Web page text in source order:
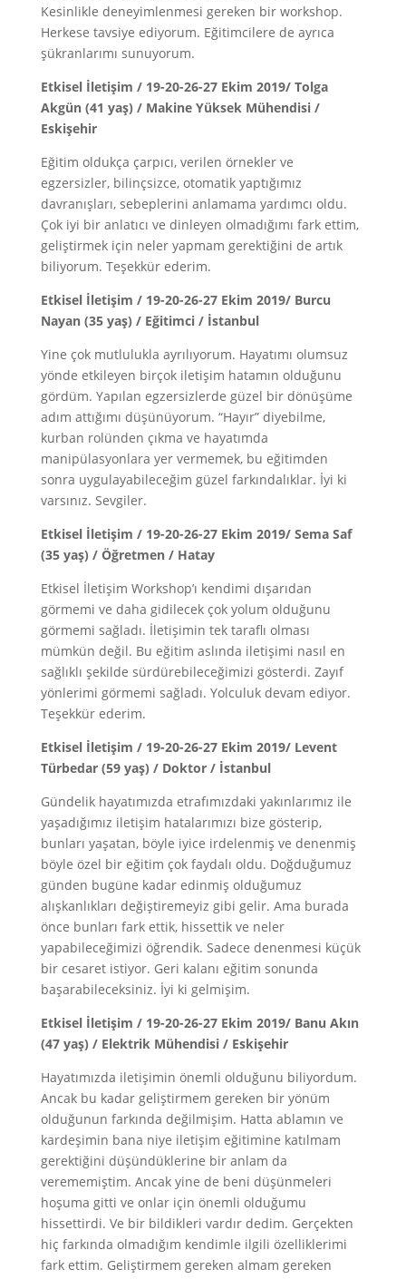
Kesinlikle deneyimlenmesi gereken bir workshop.
Herkese tavsiye ediyorum. Eğitimcilere de ayrıca
şükranlarımı sunuyorum.
Etkisel İletişim / 19-20-26-27 Ekim 2019/ Tolga
Akgün (41 yaş) / Makine Yüksek Mühendisi /
Eskişehir
Eğitim oldukça çarpıcı, verilen örnekler ve
egzersizler, bilinçsizce, otomatik yaptığımız
davranışları, sebeplerini anlamama yardımcı oldu.
Çok iyi bir anlatıcı ve dinleyen olmadığımı fark ettim,
geliştirmek için neler yapmam gerektiğini de artık
biliyorum. Teşekkür ederim.
Etkisel İletişim / 19-20-26-27 Ekim 2019/ Burcu
Nayan (35 yaş) / Eğitimci / İstanbul
Yine çok mutlulukla ayrılıyorum. Hayatımı olumsuz
yönde etkileyen birçok iletişim hatamın olduğunu
gördüm. Yapılan egzersizlerde güzel bir dönüşüme
adım attığımı düşünüyorum. “Hayır” diyebilme,
kurban rolünden çıkma ve hayatımda
manipülasyonlara yer vermemek, bu eğitimden
sonra uygulayabileceğim güzel farkındalıklar. İyi ki
varsınız. Sevgiler.
Etkisel İletişim / 19-20-26-27 Ekim 2019/ Sema Saf
(35 yaş) / Öğretmen / Hatay
Etkisel İletişim Workshop’ı kendimi dışarıdan
görmemi ve daha gidilecek çok yolum olduğunu
görmemi sağladı. İletişimin tek taraflı olması
mümkün değil. Bu eğitim aslında iletişimi nasıl en
sağlıklı şekilde sürdürebileceğimizi gösterdi. Zayıf
yönlerimi görmemi sağladı. Yolculuk devam ediyor.
Teşekkür ederim.
Etkisel İletişim / 19-20-26-27 Ekim 2019/ Levent
Türbedar (59 yaş) / Doktor / İstanbul
Gündelik hayatımızda etrafımızdaki yakınlarımız ile
yaşadığımız iletişim hatalarımızı bize gösterip,
bunları yaşatan, böyle iyice irdelenmiş ve denenmiş
böyle özel bir eğitim çok faydalı oldu. Doğduğumuz
günden bugüne kadar edinmiş olduğumuz
alışkanlıkları değiştiremeyiz gibi gelir. Ama burada
önce bunları fark ettik, hissettik ve neler
yapabileceğimizi öğrendik. Sadece denenmesi küçük
bir cesaret istiyor. Geri kalanı eğitim sonunda
başarabileceksiniz. İyi ki gelmişim.
Etkisel İletişim / 19-20-26-27 Ekim 2019/ Banu Akın
(47 yaş) / Elektrik Mühendisi / Eskişehir
Hayatımızda iletişimin önemli olduğunu biliyordum.
Ancak bu kadar geliştirmem gereken bir yönüm
olduğunun farkında değilmişim. Hatta ablamın ve
kardeşimin bana niye iletişim eğitimine katılmam
gerektiğini düşündüklerine bir anlam da
verememiştim. Ancak yine de beni düşünmeleri
hoşuma gitti ve onlar için önemli olduğumu
hissettirdi. Ve bir bildikleri vardır dedim. Gerçekten
hiç farkında olmadığım kendimle ilgili özelliklerimi
fark ettim. Geliştirmem gereken almam gereken